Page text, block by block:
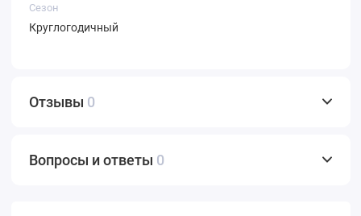
Сезон
Круглогодичный
Отзывы 0
Вопросы и ответы 0